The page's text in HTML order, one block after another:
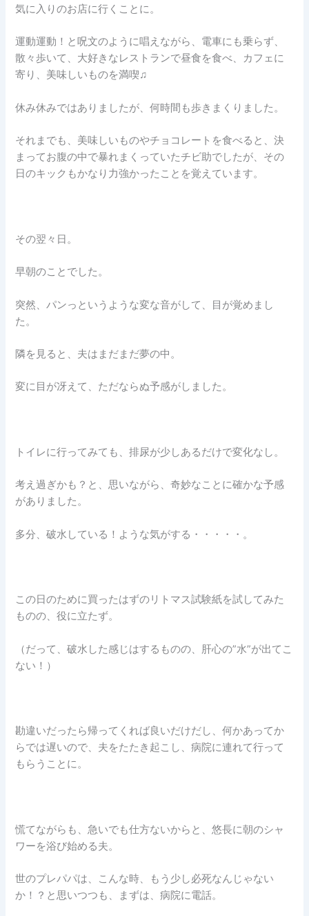
気に入りのお店に行くことに。
運動運動！と呪文のように唱えながら、電車にも乗らず、
散々歩いて、大好きなレストランで昼食を食べ、カフェに
寄り、美味しいものを満喫♫
休み休みではありましたが、何時間も歩きまくりました。
それまでも、美味しいものやチョコレートを食べると、決
まってお腹の中で暴れまくっていたチビ助でしたが、その
日のキックもかなり力強かったことを覚えています。
その翌々日。
早朝のことでした。
突然、パンっというような変な音がして、目が覚めまし
た。
隣を見ると、夫はまだまだ夢の中。
変に目が冴えて、ただならぬ予感がしました。
トイレに行ってみても、排尿が少しあるだけで変化なし。
考え過ぎかも？と、思いながら、奇妙なことに確かな予感
がありました。
多分、破水している！ような気がする・・・・・。
この日のために買ったはずのリトマス試験紙を試してみた
ものの、役に立たず。
（だって、破水した感じはするものの、肝心の”水”が出てこ
ない！）
勘違いだったら帰ってくれば良いだけだし、何かあってか
らでは遅いので、夫をたたき起こし、病院に連れて行って
もらうことに。
慌てながらも、急いでも仕方ないからと、悠長に朝のシャ
ワーを浴び始める夫。
世のプレパパは、こんな時、もう少し必死なんじゃない
か！？と思いつつも、まずは、病院に電話。